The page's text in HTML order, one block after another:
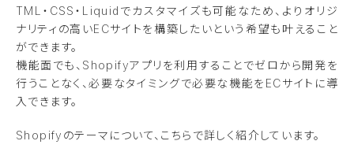
TML・CSS・Liquidでカスタマイズも可能なため、よりオリジ
ナリティの高いECサイトを構築したいという希望も叶えること
ができます。
機能面でも、Shopifyアプリを利用することでゼロから開発を
行うことなく、必要なタイミングで必要な機能をECサイトに導
入できます。
Shopifyのテーマについて、こちらで詳しく紹介しています。